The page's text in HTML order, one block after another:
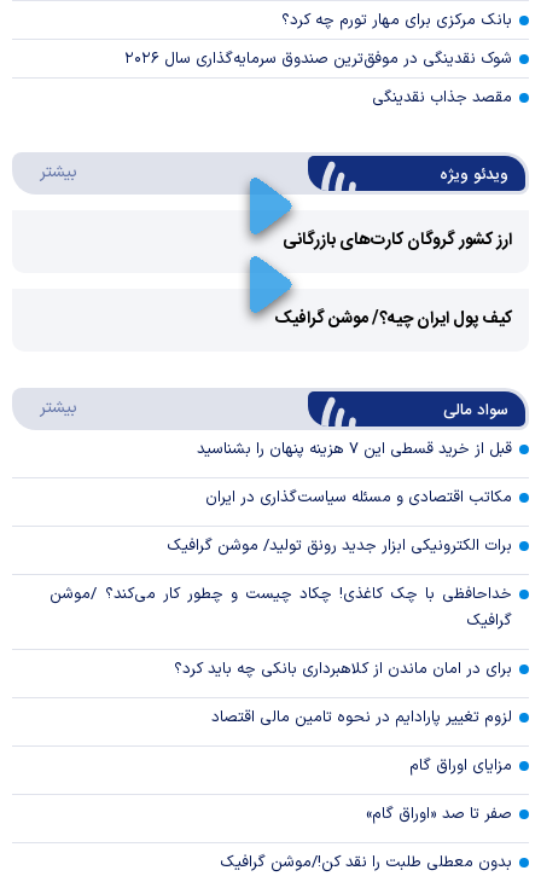
بانک مرکزی برای مهار تورم چه کرد؟
شوک نقدینگی در موفق‌ترین صندوق سرمایه‌گذاری سال ۲۰۲۶
مقصد جذاب نقدینگی
ویدئو ویژه بیشتر
ارز کشور گروگان کارت‌های بازرگانی
Video
کیف پول ایران چیه؟/ موشن گرافیک
سواد مالی بیشتر
قبل از خرید قسطی این ۷ هزینه پنهان را بشناسید
مکاتب اقتصادی و مسئله سیاست‌گذاری در ایران
برات الکترونیکی ابزار جدید رونق تولید/ موشن گرافیک
خداحافظی با چک کاغذی! چکاد چیست و چطور کار می‌کند؟ /موشن
گرافیک
برای در امان ماندن از کلاهبرداری بانکی چه باید کرد؟
لزوم تغییر پارادایم در نحوه تامین مالی اقتصاد
مزایای اوراق گام
صفر تا صد «اوراق گام»
بدون معطلی طلبت را نقد کن!/موشن گرافیک